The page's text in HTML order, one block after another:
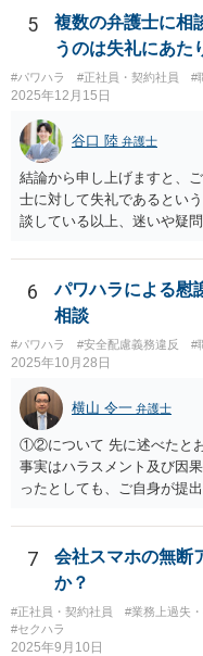
5
複数の弁護士に相
うのは失礼にあた
#パワハラ #正社員・契約社員 #
2025年12月15日
谷口 陸 弁護士
結論から申し上げますと、
士に対して失礼であるとい
談している以上、迷いや疑
に解決している中で個人を
高く、実益も乏しいと判断
多いという事情があります
に対応することは、適切と
すること自体も全く失礼で
めに意見を聞くことは、ご
か」と「お気持ちの整理」
結果の見通しや実益を踏ま
静に話を聞いてくれる弁護
しでもご参考になれば幸い
6
パワハラによる慰
相談
#パワハラ #安全配慮義務違反 #
2025年10月28日
横山 令一 弁護士
①②について 先に述べたと
事実はハラスメント及び因
ったとしても、ご自身が提
請をしておくことをお勧め
ない」という文言に上司個
みのとおり、上司個人への
7
会社スマホの無断
か？
#正社員・契約社員 #業務上過失
#セクハラ
2025年9月10日